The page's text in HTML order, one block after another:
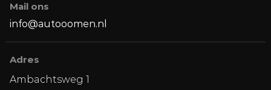
Mail ons
info@autooomen.nl
Adres
Ambachtsweg 1